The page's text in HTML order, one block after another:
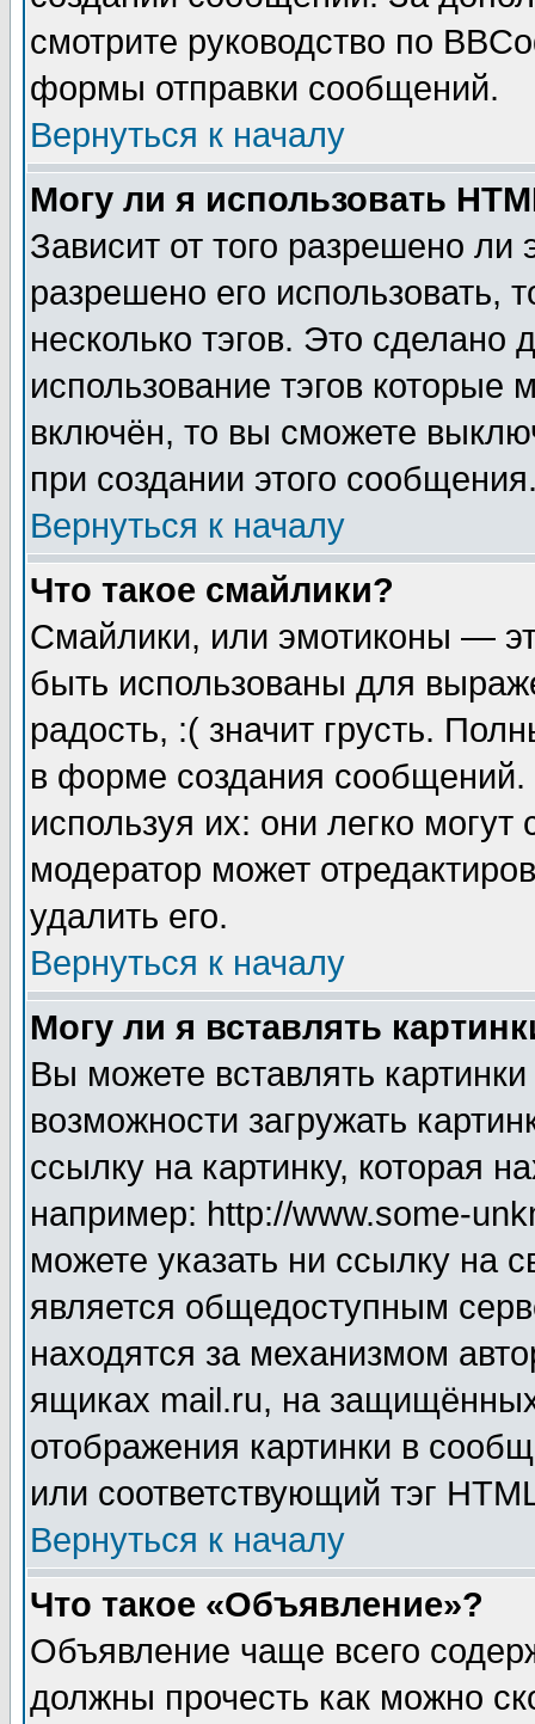
смотрите руководство по
формы отправки сообщений.
Вернуться к началу
Могу ли я использовать
Зависит от того разрешено
разрешено его использовать,
несколько тэгов. Это сделано
использование тэгов
включён, то вы сможете
при создании этого
Вернуться к началу
Что такое смайлики?
Смайлики, или эмотиконы —
быть использованы для
радость, :( значит грусть.
в форме создания сообщений.
используя их: они легко
модератор может
удалить его.
Вернуться к началу
Могу ли я вставлять
Вы можете вставлять
возможности загружать
ссылку на картинку, которая
например: http://www.some-
можете указать ни ссылку на
является общедоступным
находятся за механизмом
ящиках mail.ru, на
отображения картинки в
или соответствующий тэг
Вернуться к началу
Что такое «Объявление»?
Объявление чаще всего
должны прочесть как можно